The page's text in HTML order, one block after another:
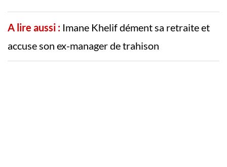
A lire aussi : Imane Khelif dément sa retraite et
accuse son ex-manager de trahison